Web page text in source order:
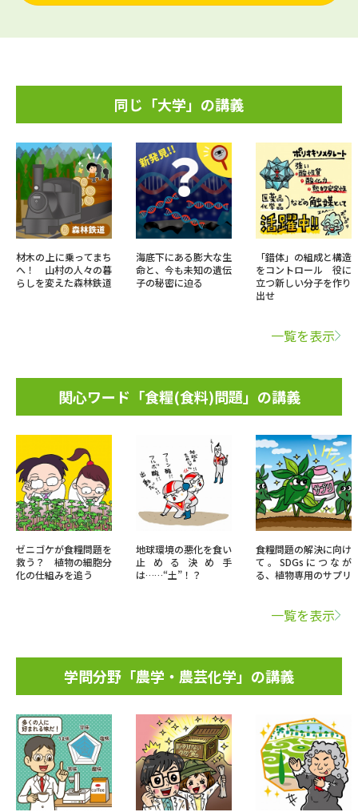
同じ「大学」の講義
材木の上に乗ってまち
へ！ 山村の人々の暮
らしを変えた森林鉄道
海底下にある膨大な生
命と、今も未知の遺伝
子の秘密に迫る
「錯体」の組成と構造
をコントロール 役に
立つ新しい分子を作り
出せ
一覧を表示
関心ワード「食糧(食料)問題」の講義
ゼニゴケが食糧問題を
救う？ 植物の細胞分
化の仕組みを追う
地球環境の悪化を食い
止める決め手
は……“土”！？
食糧問題の解決に向け
て。SDGsにつなが
る、植物専用のサプリ
一覧を表示
学問分野「農学・農芸化学」の講義